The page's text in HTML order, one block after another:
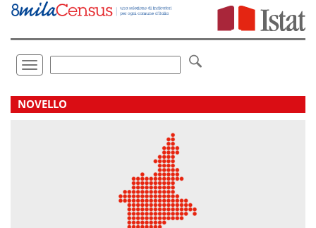
Vai
direttamente
Toggle
navigation
.
NOVELLO